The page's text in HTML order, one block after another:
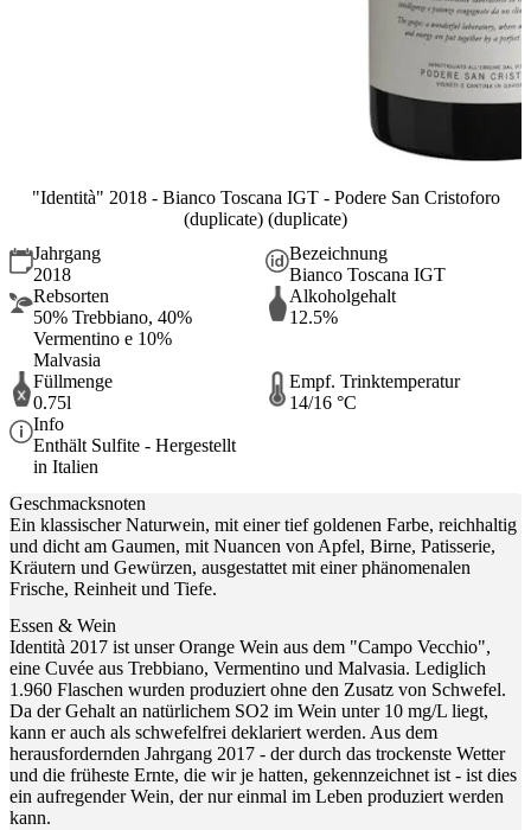
"Identità" 2018 - Bianco Toscana IGT - Podere San Cristoforo
(duplicate) (duplicate)
Jahrgang
2018
Bezeichnung
Bianco Toscana IGT
Rebsorten
50% Trebbiano, 40%
Vermentino e 10%
Malvasia
Alkoholgehalt
12.5%
Füllmenge
0.75l
Empf. Trinktemperatur
14/16 °C
Info
Enthält Sulfite - Hergestellt
in Italien
Geschmacksnoten
Ein klassischer Naturwein, mit einer tief goldenen Farbe, reichhaltig
und dicht am Gaumen, mit Nuancen von Apfel, Birne, Patisserie,
Kräutern und Gewürzen, ausgestattet mit einer phänomenalen
Frische, Reinheit und Tiefe.
Essen & Wein
Identità 2017 ist unser Orange Wein aus dem "Campo Vecchio",
eine Cuvée aus Trebbiano, Vermentino und Malvasia. Lediglich
1.960 Flaschen wurden produziert ohne den Zusatz von Schwefel.
Da der Gehalt an natürlichem SO2 im Wein unter 10 mg/L liegt,
kann er auch als schwefelfrei deklariert werden. Aus dem
herausfordernden Jahrgang 2017 - der durch das trockenste Wetter
und die früheste Ernte, die wir je hatten, gekennzeichnet ist - ist dies
ein aufregender Wein, der nur einmal im Leben produziert werden
kann.